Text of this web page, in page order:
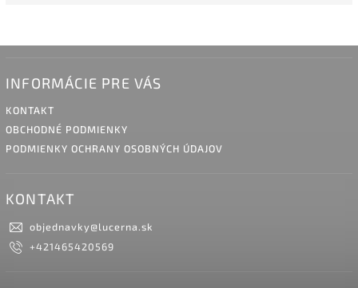
INFORMÁCIE PRE VÁS
KONTAKT
OBCHODNÉ PODMIENKY
PODMIENKY OCHRANY OSOBNÝCH ÚDAJOV
KONTAKT
objednavky@lucerna.sk
+421465420569